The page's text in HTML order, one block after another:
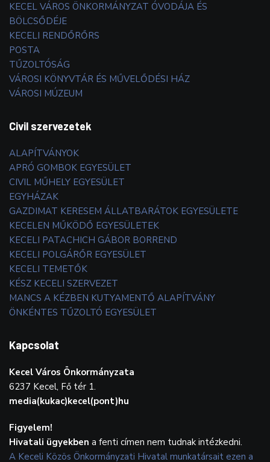
KECEL VÁROS ÖNKORMÁNYZAT ÓVODÁJA ÉS
BÖLCSŐDÉJE
KECELI RENDŐRŐRS
POSTA
TŰZOLTÓSÁG
VÁROSI KÖNYVTÁR ÉS MŰVELŐDÉSI HÁZ
VÁROSI MÚZEUM
Civil szervezetek
ALAPÍTVÁNYOK
APRÓ GOMBOK EGYESÜLET
CIVIL MŰHELY EGYESÜLET
EGYHÁZAK
GAZDIMAT KERESEM ÁLLATBARÁTOK EGYESÜLETE
KECELEN MŰKÖDŐ EGYESÜLETEK
KECELI PATACHICH GÁBOR BORREND
KECELI POLGÁRŐR EGYESÜLET
KECELI TEMETŐK
KÉSZ KECELI SZERVEZET
MANCS A KÉZBEN KUTYAMENTŐ ALAPÍTVÁNY
ÖNKÉNTES TŰZOLTÓ EGYESÜLET
Kapcsolat
Kecel Város Önkormányzata
6237 Kecel, Fő tér 1.
media(kukac)kecel(pont)hu
Figyelem!
Hivatali ügyekben a fenti címen nem tudnak intézkedni.
A Keceli Közös Önkormányzati Hivatal munkatársait ezen a